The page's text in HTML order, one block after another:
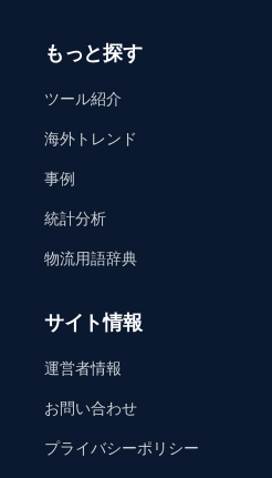
もっと探す
ツール紹介
海外トレンド
事例
統計分析
物流用語辞典
サイト情報
運営者情報
お問い合わせ
プライバシーポリシー